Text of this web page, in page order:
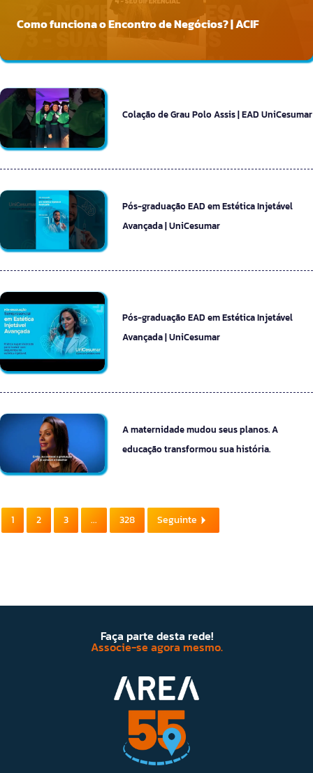
Como funciona o Encontro de Negócios? | ACIF
Colação de Grau Polo Assis | EAD UniCesumar
Pós-graduação EAD em Estética Injetável
Avançada | UniCesumar
Pós-graduação EAD em Estética Injetável
Avançada | UniCesumar
A maternidade mudou seus planos. A
educação transformou sua história.
1 2 3 ... 328 Seguinte
Faça parte desta rede!
Associe-se agora mesmo.